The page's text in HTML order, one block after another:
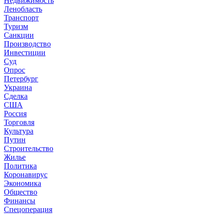
Ленобласть
Транспорт
Туризм
Санкции
Производство
Инвестиции
Суд
Опрос
Петербург
Украина
Сделка
США
Россия
Торговля
Культура
Путин
Строительство
Жилье
Политика
Коронавирус
Экономика
Общество
Финансы
Спецоперация